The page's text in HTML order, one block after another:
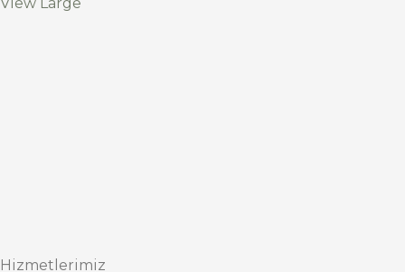
Hizmetlerimiz